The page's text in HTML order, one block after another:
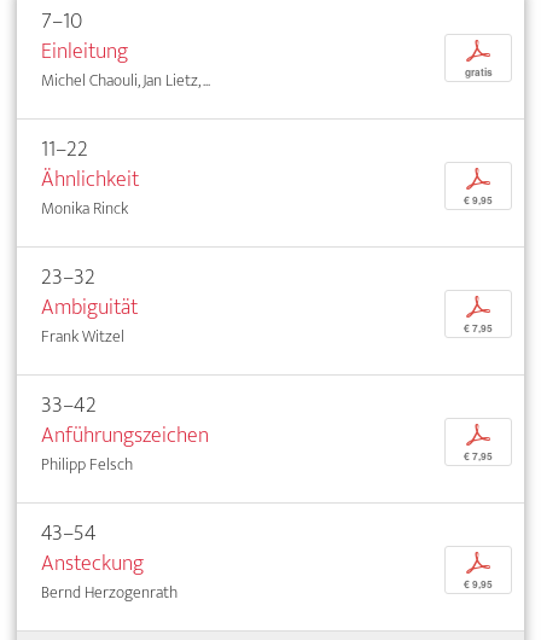
7–10
Einleitung
Michel Chaouli, Jan Lietz, ...
p
gratis
11–22
Ähnlichkeit
Monika Rinck
p
€ 9,95
23–32
Ambiguität
Frank Witzel
p
€ 7,95
33–42
Anführungszeichen
Philipp Felsch
p
€ 7,95
43–54
Ansteckung
Bernd Herzogenrath
p
€ 9,95